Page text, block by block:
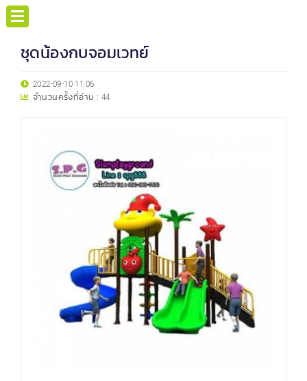
ชุดน้องกบจอมเวทย์
2022-09-10 11:06
จำนวนครั้งที่อ่าน : 44